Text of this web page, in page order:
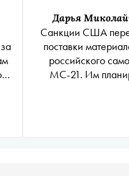
Дарья
Санкции США
поставки
российского
МС-21. Им